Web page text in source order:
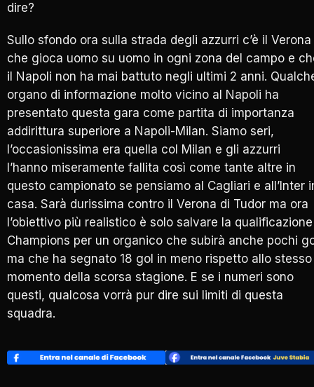
dire?
Sullo sfondo ora sulla strada degli azzurri c’è il Verona
che gioca uomo su uomo in ogni zona del campo e
il Napoli non ha mai battuto negli ultimi 2 anni.
organo di informazione molto vicino al Napoli ha
presentato questa gara come partita di importanza
addirittura superiore a Napoli-Milan. Siamo seri,
l’occasionissima era quella col Milan e gli azzurri
l’hanno miseramente fallita così come tante altre in
questo campionato se pensiamo al Cagliari e all’Inter
casa. Sarà durissima contro il Verona di Tudor ma ora
l’obiettivo più realistico è solo salvare la qualificazione
Champions per un organico che subirà anche pochi
ma che ha segnato 18 gol in meno rispetto allo stesso
momento della scorsa stagione. E se i numeri sono
questi, qualcosa vorrà pur dire sui limiti di questa
squadra.